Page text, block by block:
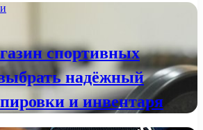
спортивных
надёжный
и инвентаря